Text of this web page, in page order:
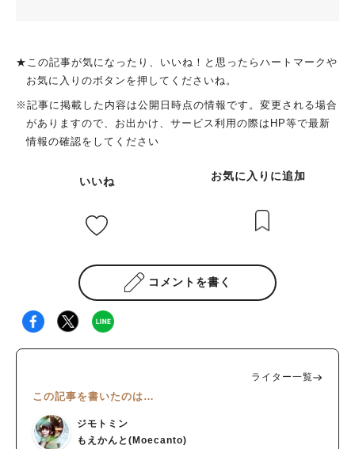
★この記事が気になったり、いいね！と思ったらハートマークや
お気に入りのボタンを押してくださいね。
※記事に掲載した内容は公開日時点の情報です。変更される場合
がありますので、お出かけ、サービス利用の際はHP等で最新
情報の確認をしてください
いいね お気に入りに追加
コメントを書く
ライター一覧
この記事を書いたのは…
ジモトミン
もえかんと(Moecanto)